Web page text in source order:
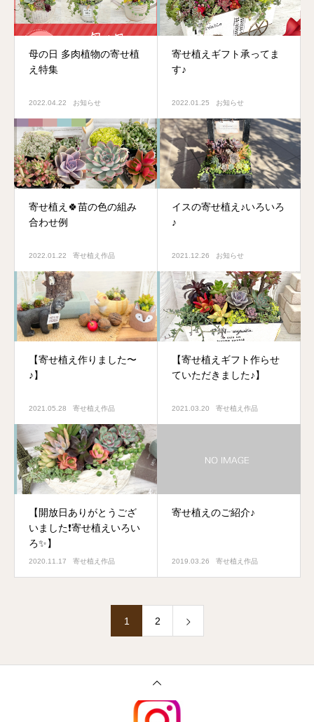
母の日 多肉植物の寄せ植
え特集
2022.04.22 お知らせ
寄せ植えギフト承ってま
す♪
2022.01.25 お知らせ
寄せ植え🍀苗の色の組み
合わせ例
2022.01.22 寄せ植え作品
イスの寄せ植え♪いろいろ
♪
2021.12.26 お知らせ
【寄せ植え作りました〜
♪】
2021.05.28 寄せ植え作品
【寄せ植えギフト作らせ
ていただきました♪】
2021.03.20 寄せ植え作品
【開放日ありがとうござ
いました❗️寄せ植えいろい
ろ✨】
2020.11.17 寄せ植え作品
寄せ植えのご紹介♪
2019.03.26 寄せ植え作品
1 2